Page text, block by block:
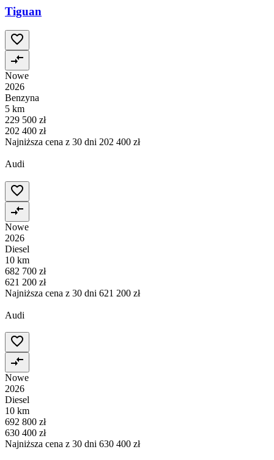
Tiguan
Nowe
2026
Benzyna
5 km
229 500 zł
202 400 zł
Najniższa cena z 30 dni 202 400 zł
Audi
Nowe
2026
Diesel
10 km
682 700 zł
621 200 zł
Najniższa cena z 30 dni 621 200 zł
Audi
Nowe
2026
Diesel
10 km
692 800 zł
630 400 zł
Najniższa cena z 30 dni 630 400 zł